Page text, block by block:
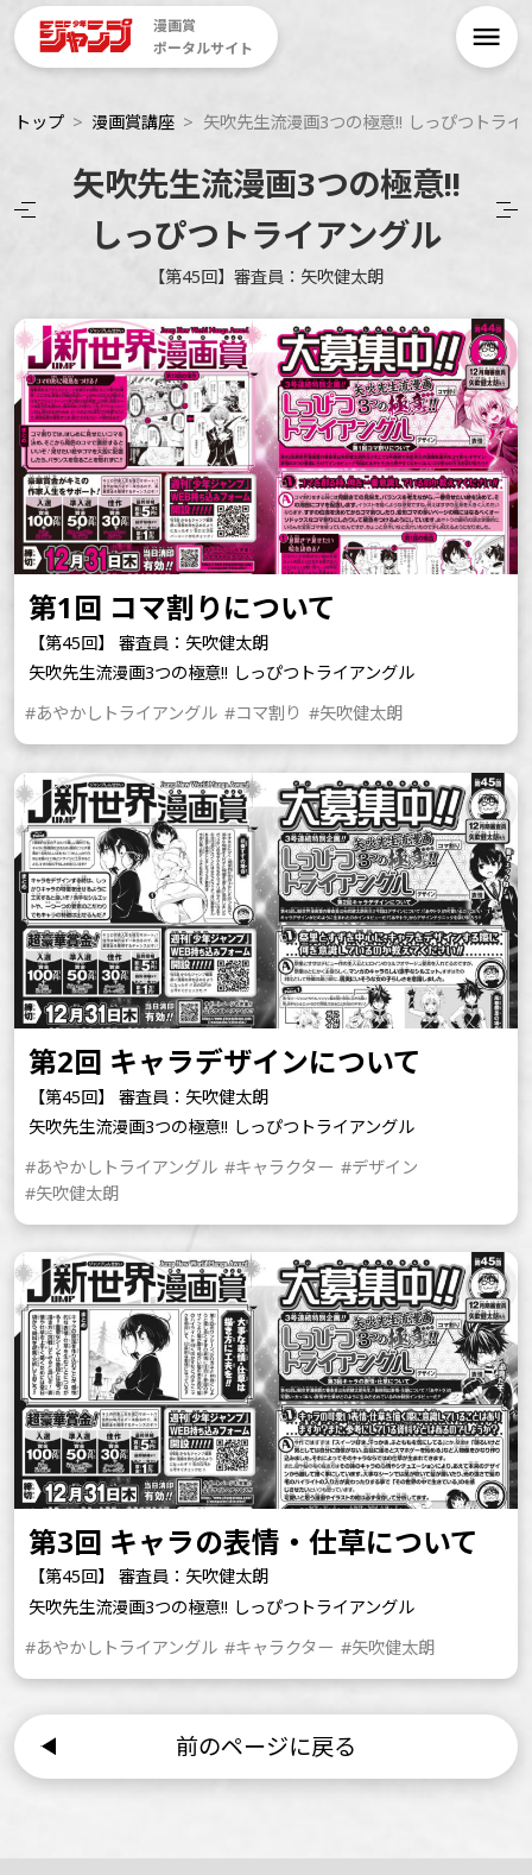
漫画賞
ポータルサイト
トップ 漫画賞講座 矢吹先生流漫画3つの極意!! しっぴつトライ
矢吹先生流漫画3つの極意!!
しっぴつトライアングル
【第45回】審査員：矢吹健太朗
第1回 コマ割りについて
【第45回】 審査員：矢吹健太朗
矢吹先生流漫画3つの極意!! しっぴつトライアングル
#あやかしトライアングル #コマ割り #矢吹健太朗
第2回 キャラデザインについて
【第45回】 審査員：矢吹健太朗
矢吹先生流漫画3つの極意!! しっぴつトライアングル
#あやかしトライアングル #キャラクター #デザイン
#矢吹健太朗
第3回 キャラの表情・仕草について
【第45回】 審査員：矢吹健太朗
矢吹先生流漫画3つの極意!! しっぴつトライアングル
#あやかしトライアングル #キャラクター #矢吹健太朗
前のページに戻る